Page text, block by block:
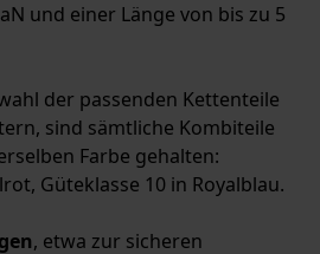
und einer Länge von bis zu 5
der passenden Kettenteile
sind sämtliche Kombiteile
Farbe gehalten:
Güteklasse 10 in Royalblau.
, etwa zur sicheren